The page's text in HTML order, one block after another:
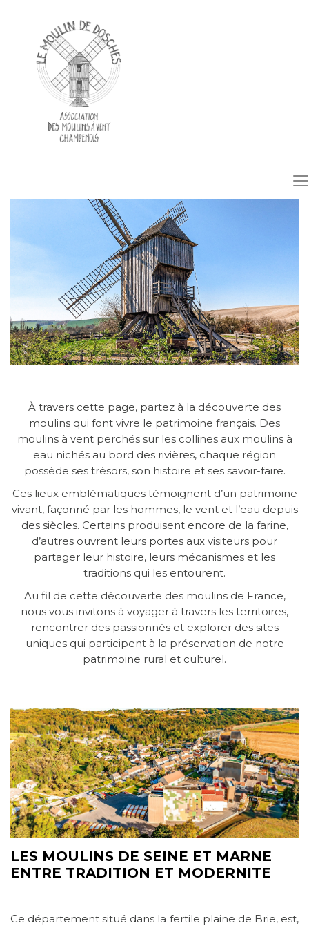
À travers cette page, partez à la découverte des
moulins qui font vivre le patrimoine français. Des
moulins à vent perchés sur les collines aux moulins à
eau nichés au bord des rivières, chaque région
possède ses trésors, son histoire et ses savoir-faire.
Ces lieux emblématiques témoignent d’un patrimoine
vivant, façonné par les hommes, le vent et l’eau depuis
des siècles. Certains produisent encore de la farine,
d’autres ouvrent leurs portes aux visiteurs pour
partager leur histoire, leurs mécanismes et les
traditions qui les entourent.
Au fil de cette découverte des moulins de France,
nous vous invitons à voyager à travers les territoires,
rencontrer des passionnés et explorer des sites
uniques qui participent à la préservation de notre
patrimoine rural et culturel.
LES MOULINS DE SEINE ET MARNE
ENTRE TRADITION ET MODERNITE
Ce département situé dans la fertile plaine de Brie, est,